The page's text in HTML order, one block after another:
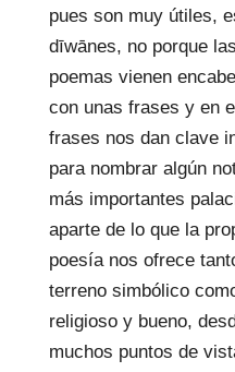
pues son muy útiles,
dīwānes, no porque las
poemas vienen
con unas frases y en
frases nos dan clave
para nombrar algún
más importantes
aparte de lo que la
poesía nos ofrece
terreno simbólico
religioso y bueno,
muchos puntos de